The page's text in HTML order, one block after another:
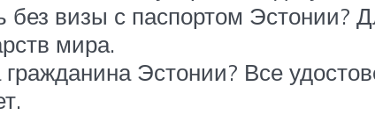
визы с паспортом Эстонии?
мира.
Эстонии? Все